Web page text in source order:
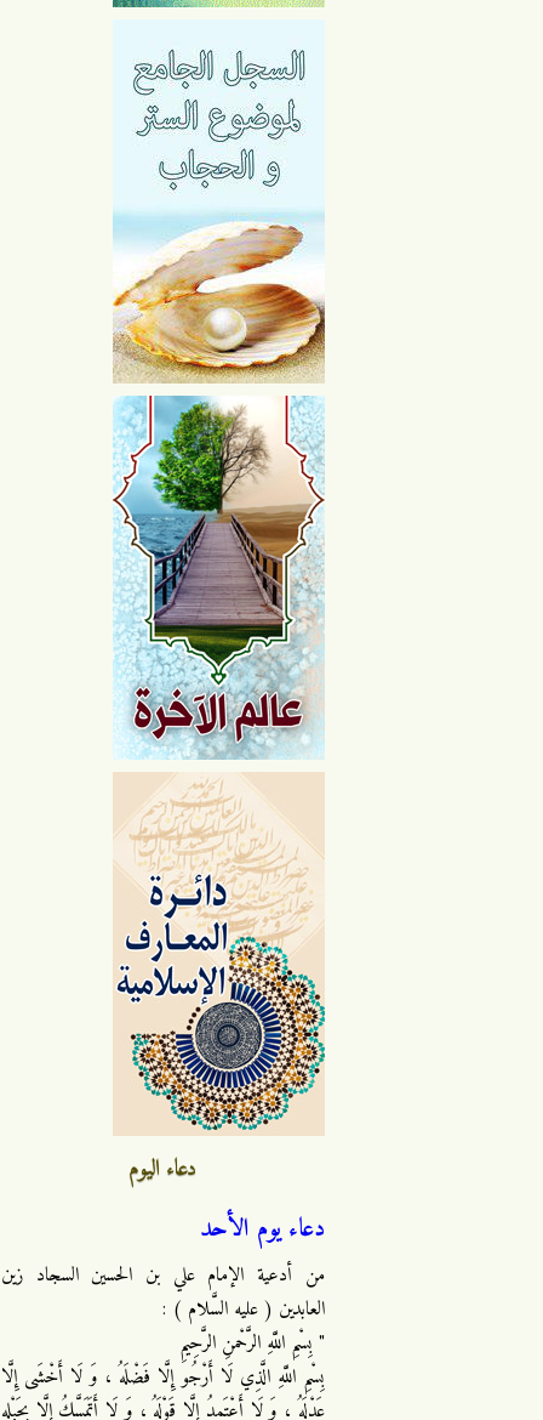
دعاء اليوم
دعاء يوم الأحد
من أدعية الإمام علي بن الحسين السجاد زين
العابدين ( عليه السَّلام ) :
" بِسْمِ اللَّهِ الرَّحْمنِ الرَّحِيمِ
بِسْمِ اللَّهِ الَّذِي لَا أَرْجُو إِلَّا فَضْلَهُ ، وَ لَا أَخْشَى إِلَّا
عَدْلَهُ ، وَ لَا أَعْتَمِدُ إِلَّا قَوْلَهُ ، وَ لَا أَتَمَسَّكُ إِلَّا بِحَبْلِهِ